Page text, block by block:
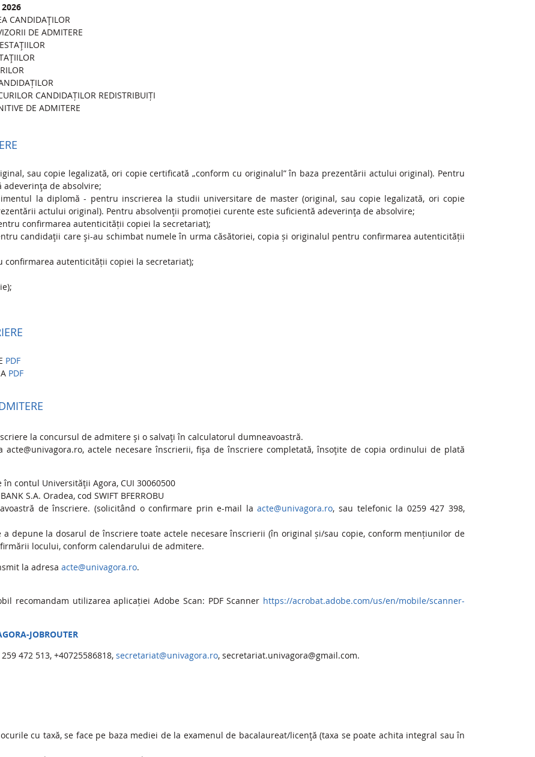
CANDIDAŢILOR
DE ADMITERE
CANDIDAȚILOR REDISTRIBUIȚI
DE ADMITERE
sau copie legalizată, ori copie certificată „conform cu originalul” în baza prezentării actului original). Pentru
de absolvire;
la diplomă - pentru inscrierea la studii universitare de master (original, sau copie legalizată, ori copie
actului original). Pentru absolvenţii promoției curente este suficientă adeverinţa de absolvire;
confirmarea autenticității copiei la secretariat);
candidaţii care şi-au schimbat numele în urma căsătoriei, copia și originalul pentru confirmarea autenticității
autenticității copiei la secretariat);
PDF
PDF
la concursul de admitere şi o salvaţi în calculatorul dumneavoastră.
actele necesare înscrierii, fişa de înscriere completată, însoţite de copia ordinului de plată
contul Universităţii Agora, CUI 30060500
S.A. Oradea, cod SWIFT BFERROBU
de înscriere. (solicitând o confirmare prin e-mail laacte@univagora.ro, sau telefonic la 0259 427 398,
depune la dosarul de înscriere toate actele necesare înscrierii (în original și/sau copie, conform mențiunilor de
locului, conform calendarului de admitere.
la adresa acte@univagora.ro.
recomandam utilizarea aplicației Adobe Scan: PDF Scanner https://acrobat.adobe.com/us/en/mobile/scanner-
JOBROUTER
472 513, +40725586818, secretariat@univagora.ro, secretariat.univagora@gmail.com.
cu taxă, se face pe baza mediei de la examenul de bacalaureat/licenţă (taxa se poate achita integral sau în